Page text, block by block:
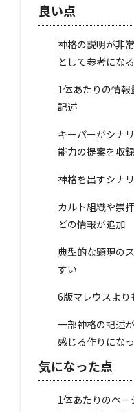
良い点
神格の説明が非
として参考になる
1体あたりの情
記述
キーパーがシナ
能力の提案を収録
神格を出すシナ
カルト組織や崇
どの情報が追加
典型的な顕現の
すい
6版マレウスより
一部神格の記述
感じる作りにな
気になった点
1体あたりのペ